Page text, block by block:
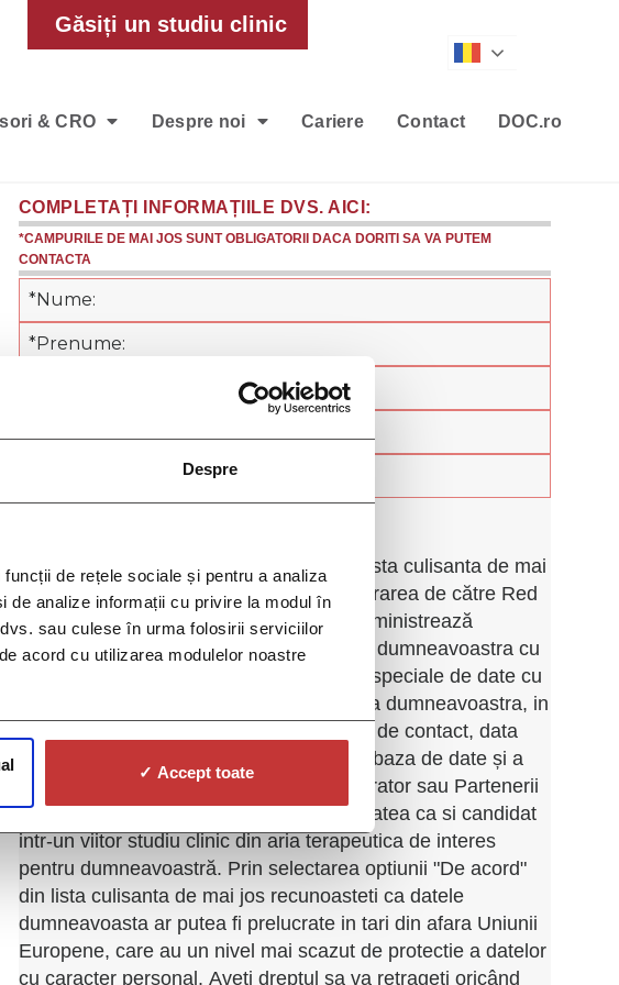
Despre
de rețele sociale și pentru a analiza
de analize informații cu privire la modul în
sau culese în urma folosirii serviciilor
acord cu utilizarea modulelor noastre
✓ Accept toate
Găsiți un studiu clinic
& CRO Despre noi Cariere Contact DOC.ro
COMPLETAȚI INFORMAȚIILE DVS. AICI:
*CAMPURILE DE MAI JOS SUNT OBLIGATORII DACA DORITI SA VA PUTEM
CONTACTA
*Prin selectarea optiunii "De acord" din lista culisanta de mai
jos va dati consimtamantul pentru prelucrarea de către Red
Lion SRL ("Operator"), societate care administrează
platformele DOC și DOC PRO, a datelor dumneavoastra cu
caracter personal, inclusiv a categoriilor speciale de date cu
caracter personal referitoare la sanatatea dumneavoastra, in
special numele si datele dumneavoastra de contact, data
nasterii, sexul, in vederea înregistrării in baza de date și a
contactării dumneavoastră de către Operator sau Partenerii
Operatorului, pentru a va evalua eligibilitatea ca si candidat
intr-un viitor studiu clinic din aria terapeutica de interes
pentru dumneavoastră. Prin selectarea optiunii "De acord"
din lista culisanta de mai jos recunoasteti ca datele
dumneavoasta ar putea fi prelucrate in tari din afara Uniunii
Europene, care au un nivel mai scazut de protectie a datelor
cu caracter personal. Aveti dreptul sa va retrageti oricând
Romanian